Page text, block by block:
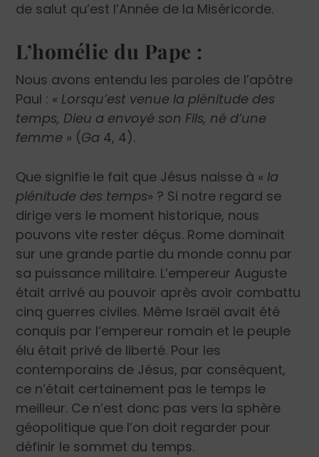
de salut qu’est l’Année de la Miséricorde.
L’homélie du Pape :
Nous avons entendu les paroles de l’apôtre
Paul : « Lorsqu’est venue la plénitude des
temps, Dieu a envoyé son Fils, né d’une
femme » (Ga 4, 4).
Que signifie le fait que Jésus naisse à « la
plénitude des temps» ? Si notre regard se
dirige vers le moment historique, nous
pouvons vite rester déçus. Rome dominait
sur une grande partie du monde connu par
sa puissance militaire. L’empereur Auguste
était arrivé au pouvoir après avoir combattu
cinq guerres civiles. Même Israël avait été
conquis par l’empereur romain et le peuple
élu était privé de liberté. Pour les
contemporains de Jésus, par conséquent,
ce n’était certainement pas le temps le
meilleur. Ce n’est donc pas vers la sphère
géopolitique que l’on doit regarder pour
définir le sommet du temps.